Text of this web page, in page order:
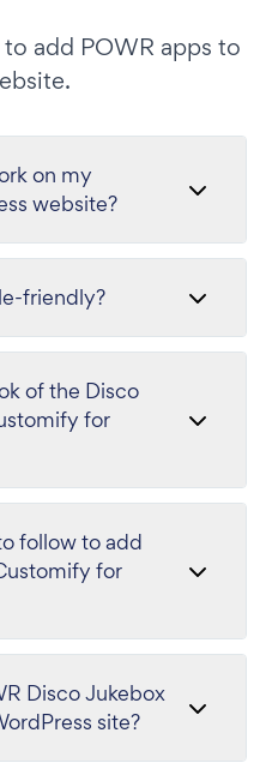
add POWR apps to
on my
website?
friendly?
of the Disco
for
follow to add
for
Disco Jukebox
site?